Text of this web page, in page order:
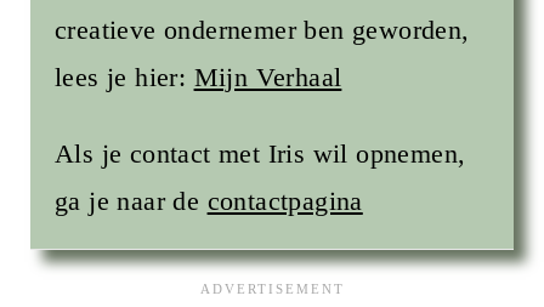
creatieve ondernemer ben geworden,
lees je hier: Mijn Verhaal
Als je contact met Iris wil opnemen,
ga je naar de contactpagina